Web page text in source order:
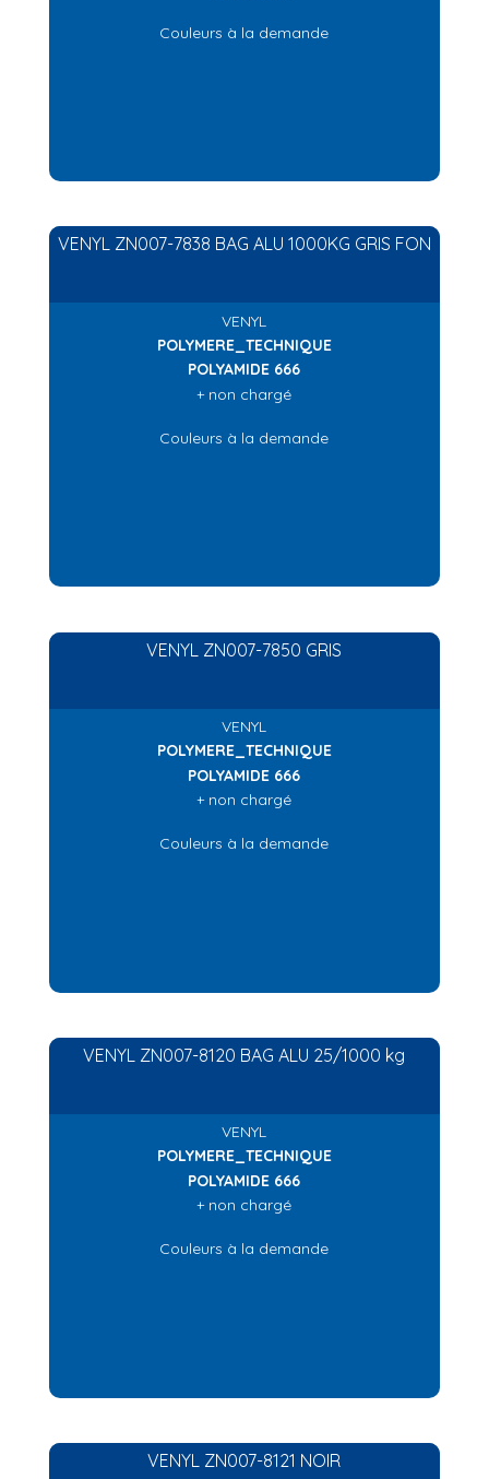
Couleurs à la demande
VENYL ZN007-7838 BAG ALU 1000KG GRIS FON
VENYL
POLYMERE_TECHNIQUE
POLYAMIDE 666
+ non chargé
Couleurs à la demande
VENYL ZN007-7850 GRIS
VENYL
POLYMERE_TECHNIQUE
POLYAMIDE 666
+ non chargé
Couleurs à la demande
VENYL ZN007-8120 BAG ALU 25/1000 kg
VENYL
POLYMERE_TECHNIQUE
POLYAMIDE 666
+ non chargé
Couleurs à la demande
VENYL ZN007-8121 NOIR